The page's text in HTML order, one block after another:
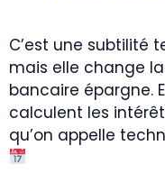
C’est une subtilité
mais elle change
bancaire épargne.
calculent les
qu’on appelle